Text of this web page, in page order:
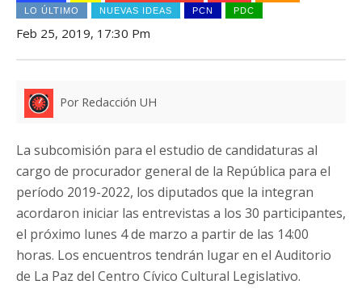
LO ÚLTIMO
NUEVAS IDEAS PCN PDC
Feb 25, 2019, 17:30 Pm
Por Redacción UH
La subcomisión para el estudio de candidaturas al
cargo de procurador general de la República para el
período 2019-2022, los diputados que la integran
acordaron iniciar las entrevistas a los 30 participantes,
el próximo lunes 4 de marzo a partir de las 14:00
horas. Los encuentros tendrán lugar en el Auditorio
de La Paz del Centro Cívico Cultural Legislativo.